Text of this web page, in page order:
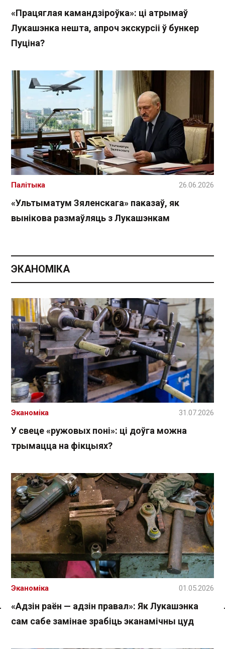
Спасылка без VPN
«Працяглая камандзіроўка»: ці атрымаў
Лукашэнка нешта, апроч экскурсіі ў бункер
Пуціна?
«Ультыматум Зяленскага» паказаў, як
вынікова размаўляць з Лукашэнкам
Палітыка 26.06.2026
ЭКАНОМІКА
У свеце «ружовых поні»: ці доўга можна
трымацца на фікцыях?
Эканоміка 31.07.2026
«Адзін раён — адзін правал»: Як Лукашэнка
сам сабе замінае зрабіць эканамічны цуд
Эканоміка 01.05.2026